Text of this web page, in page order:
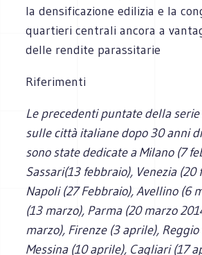
la den­si­fi­ca­zione edi­li­zia e la
quar­tieri cen­trali ancora a
delle ren­dite parassitarie
Riferimenti
Le precedenti puntate della
sulle città italiane dopo 30 anni
sono state dedicate a Milano (7
Sassari(13 febbraio), Venezia (20
Napoli (27 Febbraio), Avellino (6
(13 marzo), Parma (20 marzo
marzo), Firenze (3 aprile),
Messina (10 aprile), Cagliari (17